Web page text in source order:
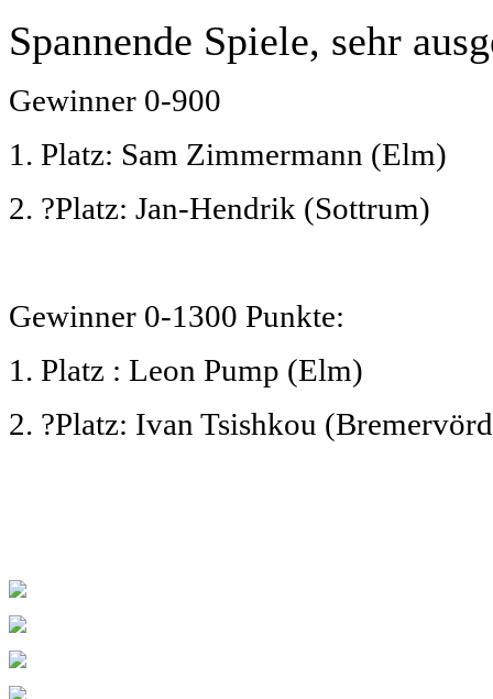
Spannende Spiele, sehr
Gewinner 0-900
1. Platz: Sam Zimmermann (Elm)
2. ?Platz: Jan-Hendrik (Sottrum)
Gewinner 0-1300 Punkte:
1. Platz : Leon Pump (Elm)
2. ?Platz: Ivan Tsishkou